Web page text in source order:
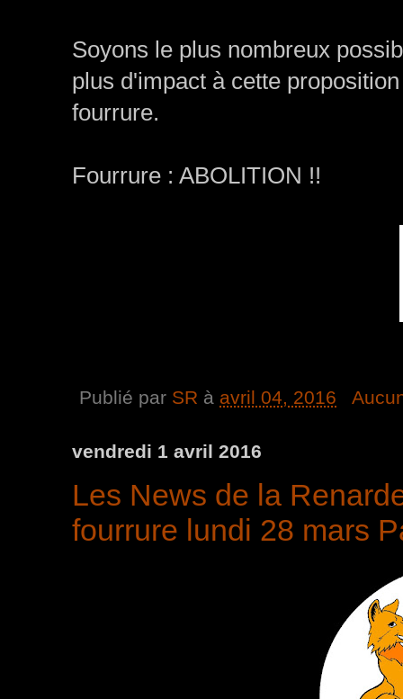
Soyons le plus nombreux
plus d'impact à cette
fourrure.
Fourrure : ABOLITION !!
Publié par SR à avril 04, 2016
vendredi 1 avril 2016
Les News de la
fourrure lundi 28 mars